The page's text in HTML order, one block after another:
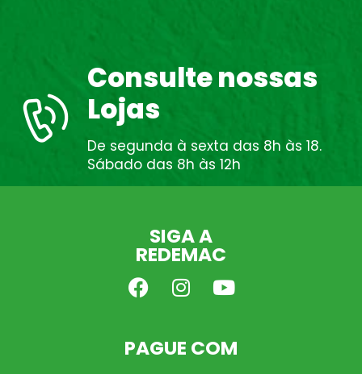
Consulte nossas
Lojas
De segunda à sexta das 8h às 18.
Sábado das 8h às 12h
SIGA A
REDEMAC
PAGUE COM